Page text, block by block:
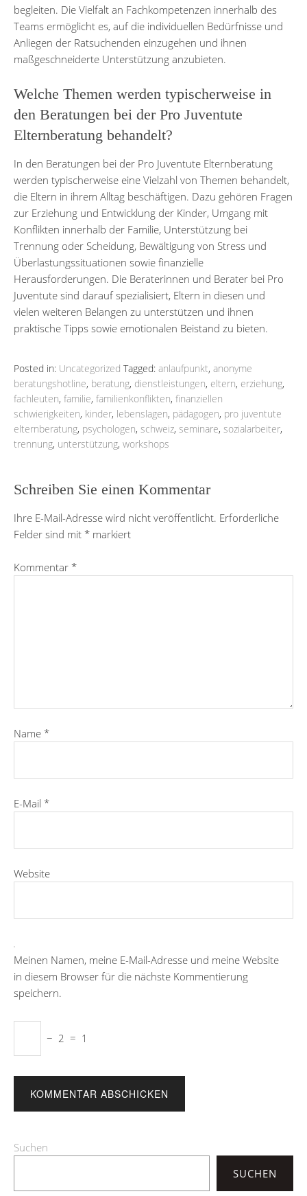
begleiten. Die Vielfalt an Fachkompetenzen innerhalb des
Teams ermöglicht es, auf die individuellen Bedürfnisse und
Anliegen der Ratsuchenden einzugehen und ihnen
maßgeschneiderte Unterstützung anzubieten.
Welche Themen werden typischerweise in
den Beratungen bei der Pro Juventute
Elternberatung behandelt?
In den Beratungen bei der Pro Juventute Elternberatung
werden typischerweise eine Vielzahl von Themen behandelt,
die Eltern in ihrem Alltag beschäftigen. Dazu gehören Fragen
zur Erziehung und Entwicklung der Kinder, Umgang mit
Konflikten innerhalb der Familie, Unterstützung bei
Trennung oder Scheidung, Bewältigung von Stress und
Überlastungssituationen sowie finanzielle
Herausforderungen. Die Beraterinnen und Berater bei Pro
Juventute sind darauf spezialisiert, Eltern in diesen und
vielen weiteren Belangen zu unterstützen und ihnen
praktische Tipps sowie emotionalen Beistand zu bieten.
Posted in: Uncategorized Tagged: anlaufpunkt, anonyme
beratungshotline, beratung, dienstleistungen, eltern, erziehung,
fachleuten, familie, familienkonflikten, finanziellen
schwierigkeiten, kinder, lebenslagen, pädagogen, pro juventute
elternberatung, psychologen, schweiz, seminare, sozialarbeiter,
trennung, unterstützung, workshops
Schreiben Sie einen Kommentar
Ihre E-Mail-Adresse wird nicht veröffentlicht. Erforderliche
Felder sind mit * markiert
Kommentar *
Name *
E-Mail *
Website
Meinen Namen, meine E-Mail-Adresse und meine Website
in diesem Browser für die nächste Kommentierung
speichern.
− 2 = 1
Suchen
SUCHEN